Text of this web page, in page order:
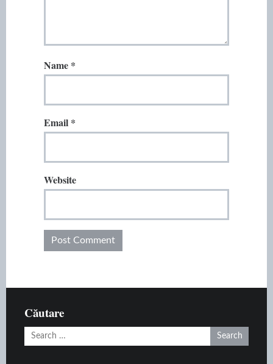
Name *
Email *
Website
Căutare
Search